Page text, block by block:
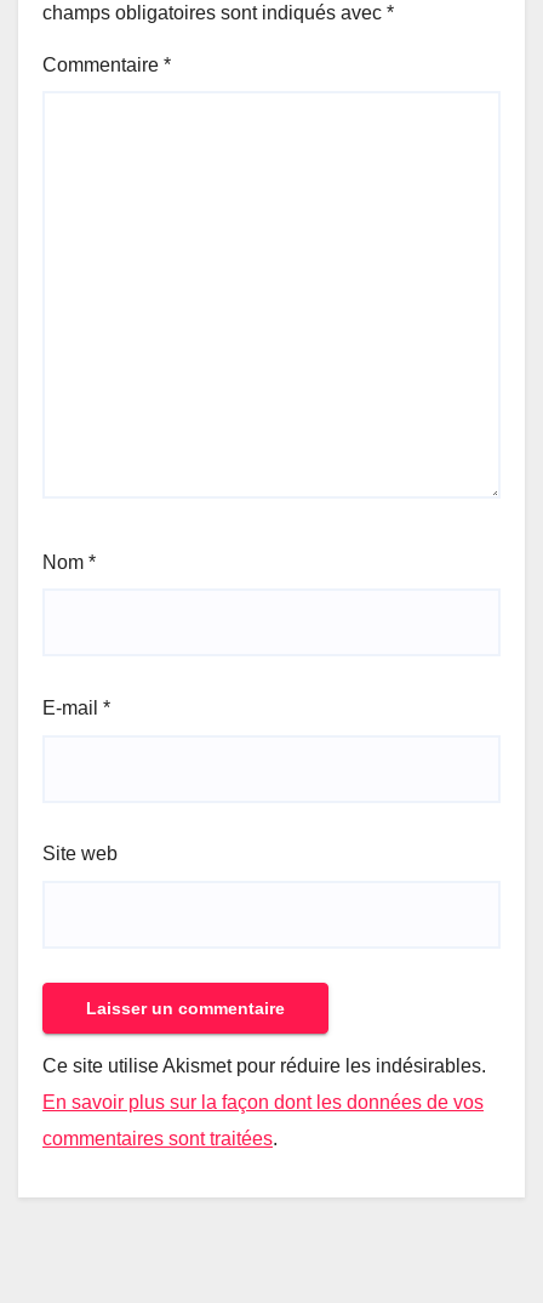
champs obligatoires sont indiqués avec *
Commentaire *
Nom *
E-mail *
Site web
Ce site utilise Akismet pour réduire les indésirables.
En savoir plus sur la façon dont les données de vos
commentaires sont traitées.